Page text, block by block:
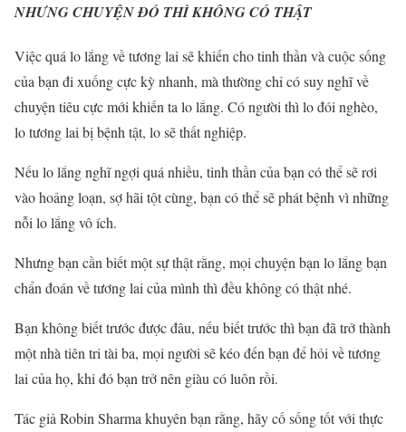
NHƯNG CHUYỆN ĐÓ THÌ KHÔNG CÓ THẬT
Việc quá lo lắng về tương lai sẽ khiến cho tinh thần và cuộc sống
của bạn đi xuống cực kỳ nhanh, mà thường chỉ có suy nghĩ về
chuyện tiêu cực mới khiến ta lo lắng. Có người thì lo đói nghèo,
lo tương lai bị bệnh tật, lo sẽ thất nghiệp.
Nếu lo lắng nghĩ ngợi quá nhiều, tinh thần của bạn có thể sẽ rơi
vào hoảng loạn, sợ hãi tột cùng, bạn có thể sẽ phát bệnh vì những
nỗi lo lắng vô ích.
Nhưng bạn cần biết một sự thật rằng, mọi chuyện bạn lo lắng bạn
chẩn đoán về tương lai của mình thì đều không có thật nhé.
Bạn không biết trước được đâu, nếu biết trước thì bạn đã trở thành
một nhà tiên tri tài ba, mọi người sẽ kéo đến bạn để hỏi về tương
lai của họ, khi đó bạn trở nên giàu có luôn rồi.
Tác giả Robin Sharma khuyên bạn rằng, hãy cố sống tốt với thực